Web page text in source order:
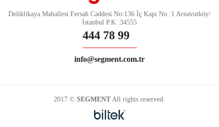
Deliklikaya Mahallesi Fersah Caddesi No:136 İç Kapı No :1 Arnavutköy/
İstanbul P.K :34555
444 78 99
info@segment.com.tr
2017 © SEGMENT All rights reserved.